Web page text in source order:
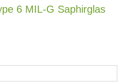
6 MIL-G Saphirglas